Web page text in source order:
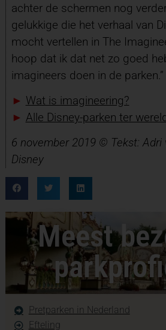
achter de schermen nog
gelukkige die het verhaal van
mocht vertellen in The
hoop dat ik dat net zo goed
imagineers doen in de parken.”
► Wat is imagineering?
► Alle Disney-parken ter
6 november 2019 © Tekst: Adri
Disney
Meest
Pretparken in Nederland
Efteling